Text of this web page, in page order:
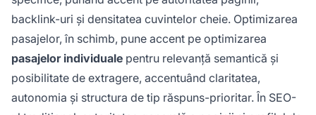
backlink-uri și densitatea cuvintelor cheie. Optimizarea
pasajelor, în schimb, pune accent pe optimizarea
pasajelor individuale pentru relevanță semantică și
posibilitate de extragere, accentuând claritatea,
autonomia și structura de tip răspuns-prioritar. În SEO-